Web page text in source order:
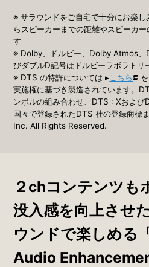
※ サラウンドをご自宅で十分にお楽
らスピーカーまでの距離やスピーカ
す
※ Dolby、ドルビー、Dolby Atmos、
びダブルD記号はドルビーラボラトリ
※ DTS の特許については ▸こちら
実施権に基づき製造されています。
ンボルの組み合わせ、DTS : Xおよ
国々で登録されたDTS 社の登録商標
Inc. All Rights Reserved.
２chコンテンツも
没入感を向上させ
ウンドで楽しめる
Audio